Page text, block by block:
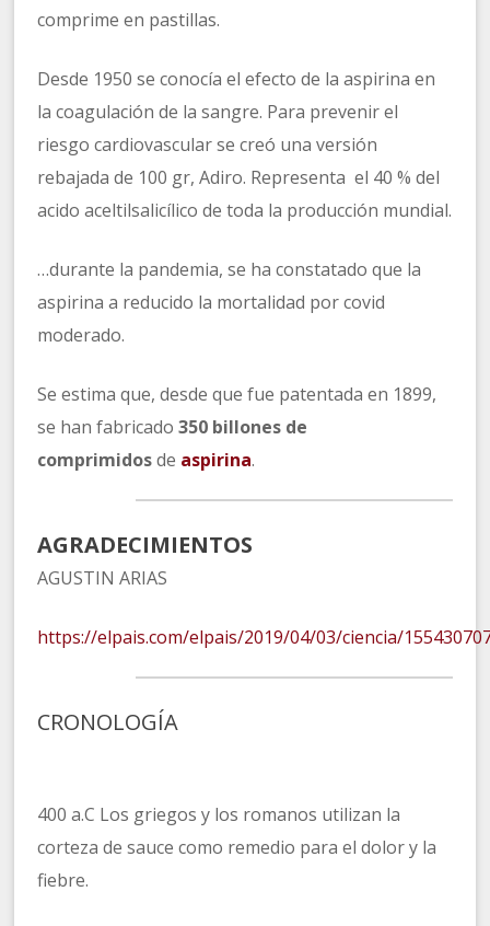
comprime en pastillas.
Desde 1950 se conocía el efecto de la aspirina en
la coagulación de la sangre. Para prevenir el
riesgo cardiovascular se creó una versión
rebajada de 100 gr, Adiro. Representa el 40 % del
acido aceltilsalicílico de toda la producción mundial.
…durante la pandemia, se ha constatado que la
aspirina a reducido la mortalidad por covid
moderado.
Se estima que, desde que fue patentada en 1899,
se han fabricado350 billones de
comprimidosde aspirina.
AGRADECIMIENTOS
AGUSTIN ARIAS
https://elpais.com/elpais/2019/04/03/ciencia/
CRONOLOGÍA
400 a.C Los griegos y los romanos utilizan la
corteza de sauce como remedio para el dolor y la
fiebre.